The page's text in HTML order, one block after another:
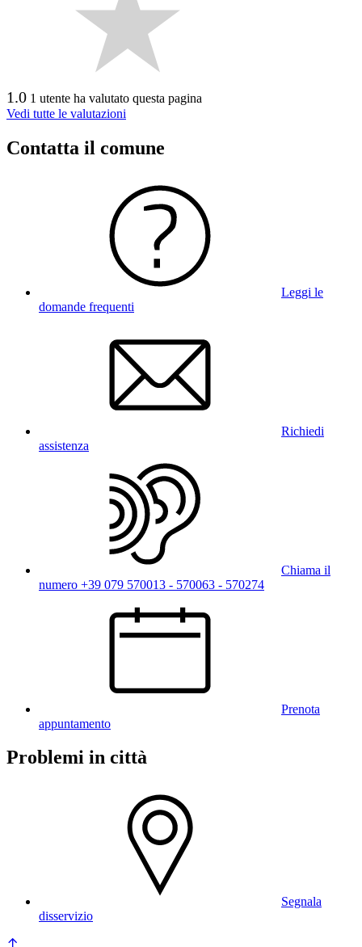
1.0 1 utente ha valutato questa pagina
Vedi tutte le valutazioni
Contatta il comune
Leggi le
domande frequenti
Richiedi
assistenza
Chiama il
numero +39 079 570013 - 570063 - 570274
Prenota
appuntamento
Problemi in città
Segnala
disservizio